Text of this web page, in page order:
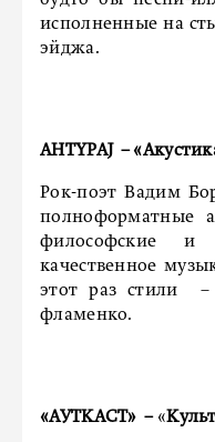
исполненные на
эйджа.
AHTYPAJ –
Рок-поэт Вадим
полноформатные
философские и
качественное
этот раз стили
фламенко.
«АУТКАСТ» – «Культ